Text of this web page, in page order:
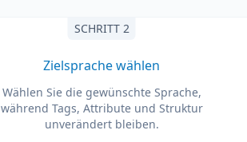
SCHRITT 2
Zielsprache wählen
Wählen Sie die gewünschte Sprache,
während Tags, Attribute und Struktur
unverändert bleiben.